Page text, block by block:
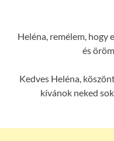
Heléna, remélem, hogy
és
Kedves Heléna,
kívánok neked